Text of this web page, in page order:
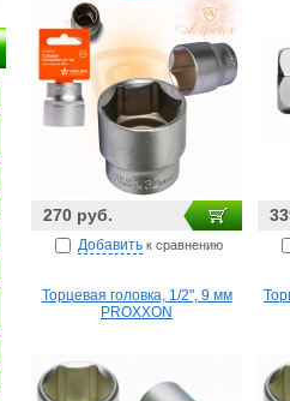
270 руб.
Добавить к сравнению
Торцевая головка, 1/2", 9 мм
PROXXON